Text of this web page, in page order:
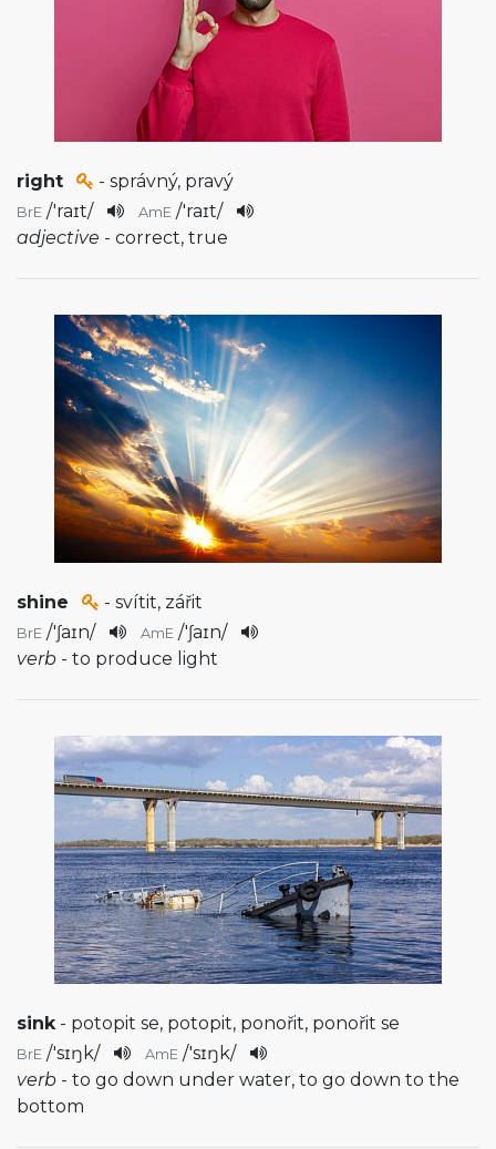
right - správný, pravý
BrE /'raɪt/ AmE /'raɪt/
adjective - correct, true
shine - svítit, zářit
BrE /'ʃaɪn/ AmE /'ʃaɪn/
verb - to produce light
sink- potopit se, potopit, ponořit, ponořit se
BrE /'sɪŋk/ AmE /'sɪŋk/
verb - to go down under water, to go down to the
bottom